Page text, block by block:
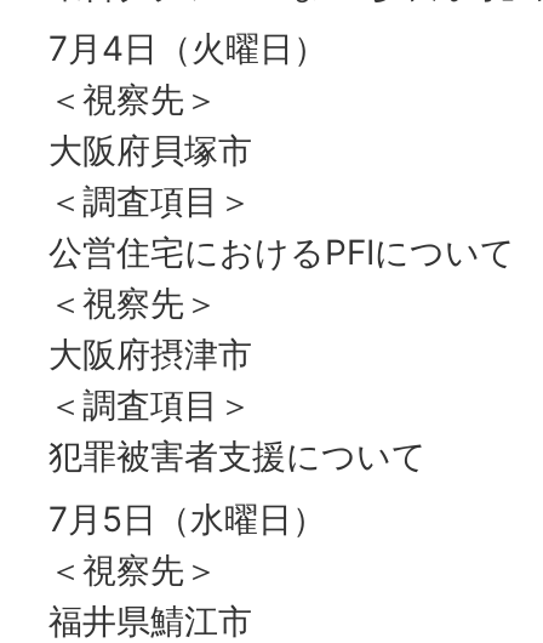
7月4日（火曜日）
＜視察先＞
大阪府貝塚市
＜調査項目＞
公営住宅におけるPFIについて
＜視察先＞
大阪府摂津市
＜調査項目＞
犯罪被害者支援について
7月5日（水曜日）
＜視察先＞
福井県鯖江市